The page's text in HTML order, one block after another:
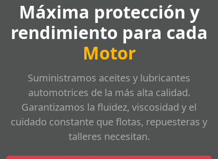
Máxima protección y
rendimiento para cada
Motor
Suministramos aceites y lubricantes
automotrices de la más alta calidad.
Garantizamos la fluidez, viscosidad y el
cuidado constante que flotas, repuesteras y
talleres necesitan.